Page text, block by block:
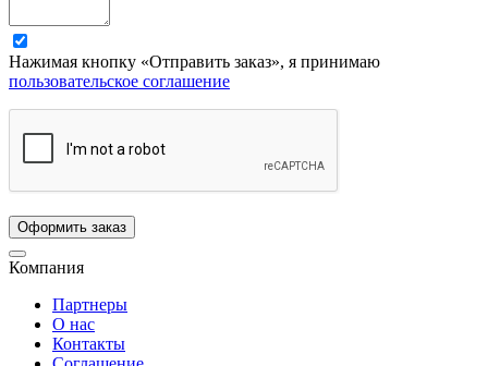
Нажимая кнопку «Отправить заказ», я принимаю
пользовательское соглашение
Компания
Партнеры
О нас
Контакты